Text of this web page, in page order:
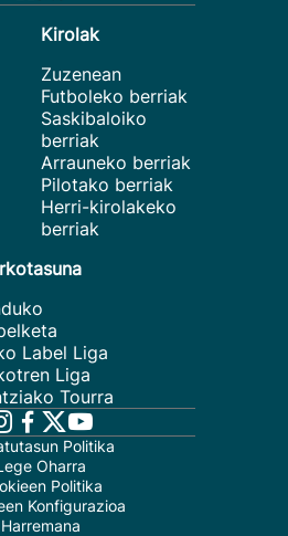
Kirolak
Zuzenean
Futboleko berriak
Saskibaloiko
berriak
Arrauneko berriak
Pilotako berriak
Herri-kirolakeko
berriak
Label Liga
Liga
Tourra
Politika
Oharra
Politika
Konfigurazioa
Harremana